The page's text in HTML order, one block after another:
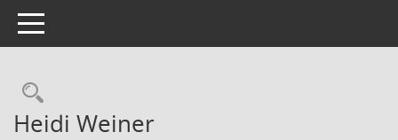
Toggle navigation
Rechercheauswahl
Heidi Weiner